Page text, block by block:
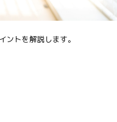
ントを解説します。